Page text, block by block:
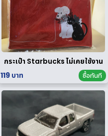
กระเป๋า Starbucks ไม่เคยใช้งาน
119 บาท
ซื้อทันที